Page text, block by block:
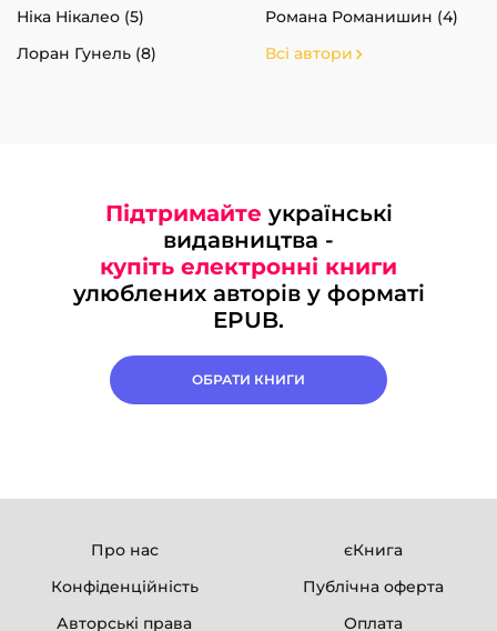
Ніка Нікалео (5)
Романа Романишин (4)
Лоран Гунель (8)
Всі автори
Підтримайте українські
видавництва -
купіть електронні книги
улюблених авторів у форматі
EPUB.
ОБРАТИ КНИГИ
Про нас
єКнига
Конфіденційність
Публічна оферта
Авторські права
Оплата